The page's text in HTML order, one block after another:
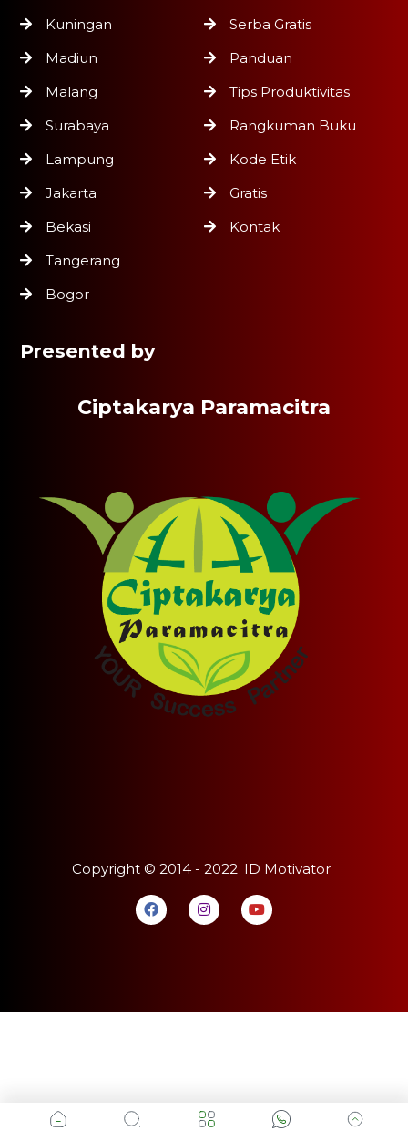
Kuningan
Madiun
Malang
Surabaya
Lampung
Jakarta
Bekasi
Tangerang
Bogor
Serba Gratis
Panduan
Tips Produktivitas
Rangkuman Buku
Kode Etik
Gratis
Kontak
Presented by
Ciptakarya Paramacitra
Copyright © 2014 - 2022 ID Motivator